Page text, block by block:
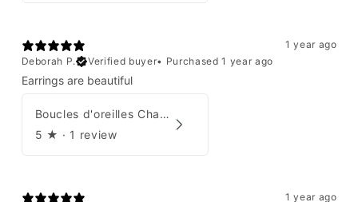
1 year ago
Deborah P.
Verified buyer• Purchased 1 year ago
Earrings are beautiful
Boucles d'oreilles Chanel 2001
5 ★ · 1 review
1 year ago